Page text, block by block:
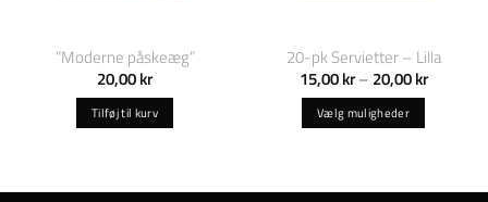
“Moderne påskeæg”
20,00kr
Tilføj til kurv
20-pk Servietter – Lilla
15,00kr– 20,00kr
Vælg muligheder